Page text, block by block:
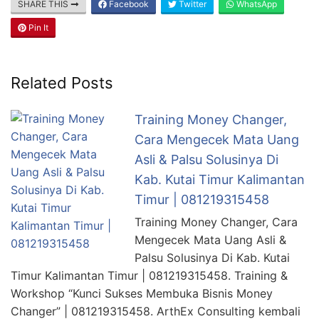
SHARE THIS Facebook Twitter WhatsApp
Pin It
Related Posts
Training Money Changer,
Cara Mengecek Mata Uang
Asli & Palsu Solusinya Di
Kab. Kutai Timur Kalimantan
Timur | 081219315458
Training Money Changer, Cara
Mengecek Mata Uang Asli &
Palsu Solusinya Di Kab. Kutai
Timur Kalimantan Timur | 081219315458. Training &
Workshop “Kunci Sukses Membuka Bisnis Money
Changer” | 081219315458. ArthEx Consulting kembali